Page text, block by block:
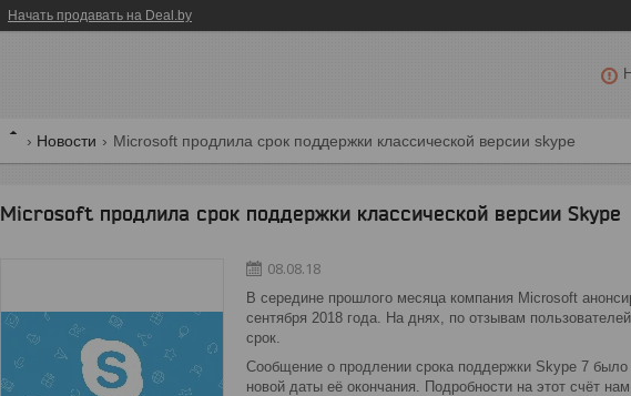
Начать продавать на Deal.by
Новости Microsoft продлила срок поддержки классической версии skype
Microsoft продлила срок поддержки классической версии Skype
08.08.18
В середине прошлого месяца компания Microsoft
сентября 2018 года. На днях, по отзывам
срок.
Сообщение о продлении срока поддержки Skype 7
новой даты её окончания. Подробности на этот счёт